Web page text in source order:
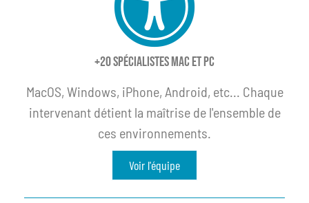
+20 spécialistes Mac et PC
MacOS, Windows, iPhone, Android, etc... Chaque
intervenant détient la maîtrise de l'ensemble de
ces environnements.
Voir l'équipe